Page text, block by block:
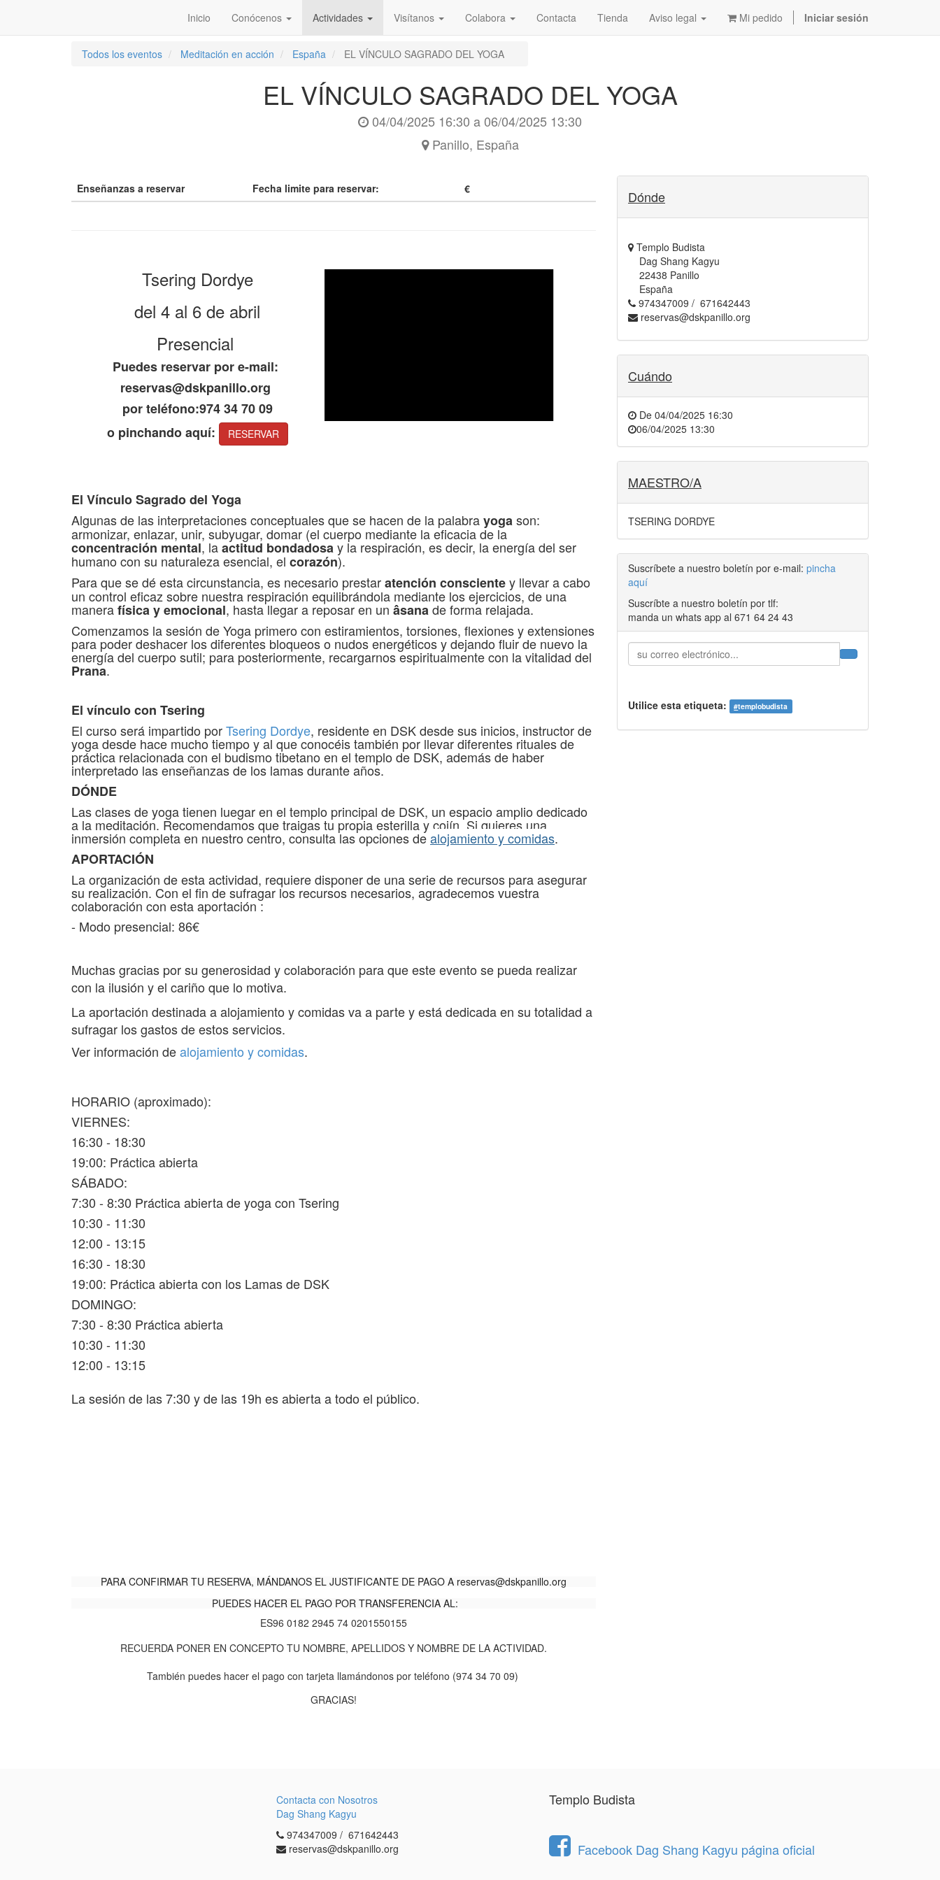
Inicio Conócenos Actividades Visítanos Colabora Contacta Tienda Aviso legal Mi pedido Iniciar sesión
Todos los eventos Meditación en acción España EL VÍNCULO SAGRADO DEL YOGA
EL VÍNCULO SAGRADO DEL YOGA
04/04/2025 16:30 a06/04/2025 13:30
Panillo, España
Enseñanzas a reservar Fecha limite para reservar: €
Tsering Dordye
del 4 al 6 de abril
Presencial
Puedes reservar por e-mail:
reservas@dskpanillo.org
por teléfono:974 34 70 09
o pinchando aquí:
RESERVAR
El Vínculo Sagrado del Yoga
Algunas de las interpretaciones conceptuales que se hacen de la palabrayogason:
armonizar, enlazar, unir, subyugar, domar (el cuerpo mediante la eficacia de la
concentración mental, laactitud bondadosay la respiración, es decir, la energía del ser
humano con su naturaleza esencial, el corazón).
Para que se dé esta circunstancia, es necesario prestaratención conscientey llevar a cabo
un control eficaz sobre nuestra respiración equilibrándola mediante los ejercicios, de una
manerafísica y emocional, hasta llegar a reposar en un âsanade forma relajada.
Comenzamos la sesión de Yoga primero con estiramientos, torsiones, flexiones y extensiones
para poder deshacer los diferentes bloqueos o nudos energéticos y dejando fluir de nuevo la
energía del cuerpo sutil; para posteriormente, recargarnos espiritualmente con la vitalidad del
Prana.
El vínculo con Tsering
El curso será impartido porTsering Dordye, residente en DSK desde sus inicios, instructor de
yoga desde hace mucho tiempo y al que conocéis también por llevar diferentes rituales de
práctica relacionada con el budismo tibetano en el templo de DSK, además de haber
interpretado las enseñanzas de los lamas durante años.
DÓNDE
Las clases de yoga tienen luegar en el templo principal de DSK, un espacio amplio dedicado
a la meditación. Recomendamos que traigas tu propia esterilla y cojín. Si quieres una
inmersión completa en nuestro centro, consulta las opciones dealojamiento y comidas.
APORTACIÓN
La organización de esta actividad, requiere disponer de una serie de recursos para asegurar
su realización. Con el fin de sufragar los recursos necesarios, agradecemos vuestra
colaboración con esta aportación :
- Modo presencial: 86€
Muchas gracias por su generosidad y colaboración para que este evento se pueda realizar
con la ilusión y el cariño que lo motiva.
La aportación destinada a alojamiento y comidas va a parte y está dedicada en su totalidad a
sufragar los gastos de estos servicios.
Ver información dealojamiento y comidas.
HORARIO (aproximado):
VIERNES:
16:30 - 18:30
19:00: Práctica abierta
SÁBADO:
7:30 - 8:30 Práctica abierta de yoga con Tsering
10:30 - 11:30
12:00 - 13:15
16:30 - 18:30
19:00: Práctica abierta con los Lamas de DSK
DOMINGO:
7:30 - 8:30 Práctica abierta
10:30 - 11:30
12:00 - 13:15
La sesión de las 7:30 y de las 19h es abierta a todo el público.
PARA CONFIRMAR TU RESERVA, MÁNDANOS EL JUSTIFICANTE DE PAGO A reservas@dskpanillo.org
PUEDES HACER EL PAGO POR TRANSFERENCIA AL:
ES96 0182 2945 74 0201550155
RECUERDA PONER EN CONCEPTO TU NOMBRE, APELLIDOS Y NOMBRE DE LA ACTIVIDAD.
También puedes hacer el pago con tarjeta llamándonos por teléfono (974 34 70 09)
GRACIAS!
Dónde
Templo Budista
Dag Shang Kagyu
22438 Panillo
España
974347009 / 671642443
reservas@dskpanillo.org
Cuándo
De 04/04/2025 16:30
06/04/2025 13:30
MAESTRO/A
TSERING DORDYE
Suscríbete a nuestro boletín por e-mail: pincha
aquí
Suscríbte a nuestro boletín por tlf:
manda un whats app al 671 64 24 43
Utilice esta etiqueta: #templobudista
Contacta con Nosotros
Dag Shang Kagyu
974347009 / 671642443
reservas@dskpanillo.org
Templo Budista
Facebook Dag Shang Kagyu página oficial